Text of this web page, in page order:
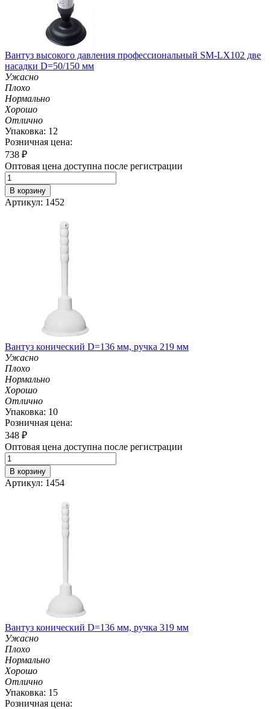
Вантуз высокого давления профессиональный SM-LX102 две
насадки D=50/150 мм
Ужасно
Плохо
Нормально
Хорошо
Отлично
Упаковка: 12
Розничная цена:
738 ₽
Оптовая цена доступна после регистрации
В корзину
Артикул: 1452
Вантуз конический D=136 мм, ручка 219 мм
Ужасно
Плохо
Нормально
Хорошо
Отлично
Упаковка: 10
Розничная цена:
348 ₽
Оптовая цена доступна после регистрации
В корзину
Артикул: 1454
Вантуз конический D=136 мм, ручка 319 мм
Ужасно
Плохо
Нормально
Хорошо
Отлично
Упаковка: 15
Розничная цена: